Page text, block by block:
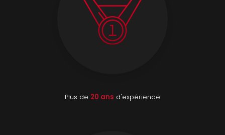
Plus de 20 ans d'expérience